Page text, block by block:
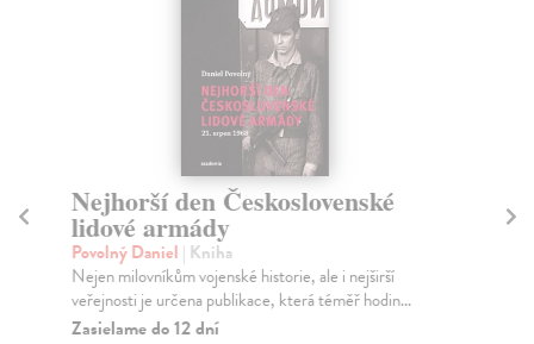
Nejhorší den Československé
lidové armády
Povolný Daniel | Kniha
Nejen milovníkům vojenské historie, ale i nejširší
veřejnosti je určena publikace, která téměř hodin...
Zasielame do 12 dní